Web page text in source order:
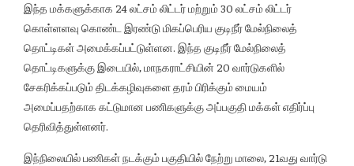
இந்த மக்களுக்காக 24 லட்சம் லிட்டர் மற்றும் 30 லட்சம் லிட்டர்
கொள்ளளவு கொண்ட இரண்டு மிகப்பெரிய குடிநீர் மேல்நிலைத்
தொட்டிகள் அமைக்கப்பட்டுள்ளன. இந்த குடிநீர் மேல்நிலைத்
தொட்டிகளுக்கு இடையில், மாநகராட்சியின் 20 வார்டுகளில்
சேகரிக்கப்படும் திடக்கழிவுகளை தரம் பிரிக்கும் மையம்
அமைப்பதற்காக கட்டுமான பணிகளுக்கு அப்பகுதி மக்கள் எதிர்ப்பு
தெரிவித்துள்ளனர்.
இந்நிலையில் பணிகள் நடக்கும் பகுதியில் நேற்று மாலை, 21வது வார்டு